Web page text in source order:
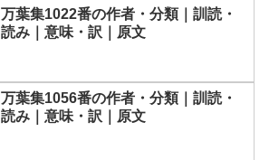
万葉集1022番の作者・分類｜訓読・
読み｜意味・訳｜原文
万葉集1056番の作者・分類｜訓読・
読み｜意味・訳｜原文